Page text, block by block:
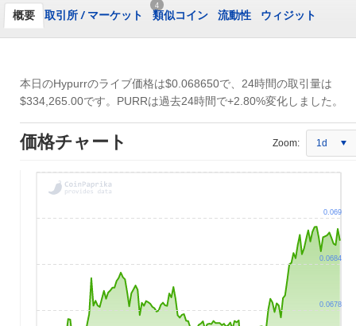
概要 取引所 /マーケット
4
類似コイン 流動性 ウィジット
本日のHypurrのライブ価格は$0.068650で、24時間の取引量は
$334,265.00です。PURRは過去24時間で+2.80%変化しました。
価格チャート Zoom: 1d
0.0678
0.0684
0.069